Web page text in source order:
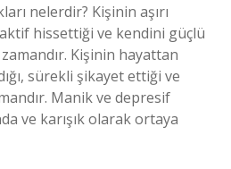
nelerdir? Kişinin aşırı
hissettiği ve kendini güçlü
Kişinin hayattan
sürekli şikayet ettiği ve
Manik ve depresif
ve karışık olarak ortaya